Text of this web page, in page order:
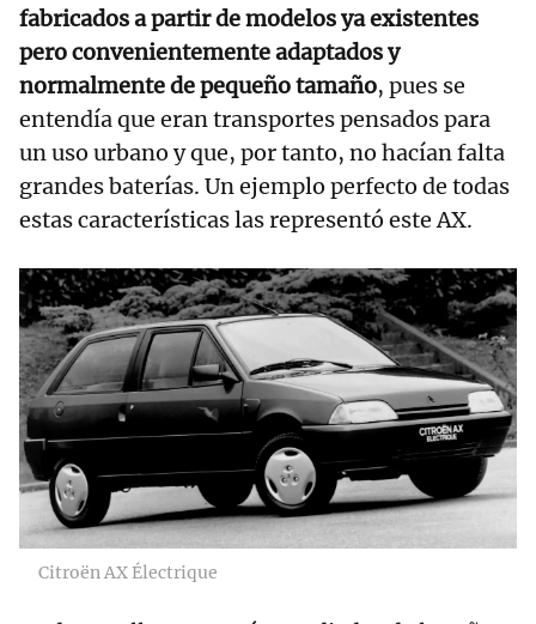
fabricados a partir de modelos ya existentes
pero convenientemente adaptados y
normalmente de pequeño tamaño, pues se
entendía que eran transportes pensados para
un uso urbano y que, por tanto, no hacían falta
grandes baterías. Un ejemplo perfecto de todas
estas características las representó este AX.
Citroën AX Électrique